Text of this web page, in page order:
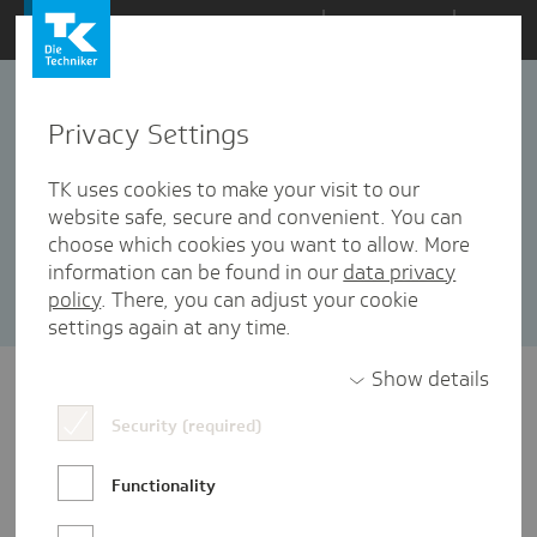
Zum
Inhalt
springen
#rausundlos
1 Artikel in dieser Kategorie enthalten
Sortieren nach: Datum Popularität
Privacy Settings
TK uses cookies to make your visit to our
website safe, secure and convenient. You can
choose which cookies you want to allow. More
information can be found in our data privacy
policy. There, you can adjust your cookie
settings again at any time.
Show details
Security (required)
Functionality